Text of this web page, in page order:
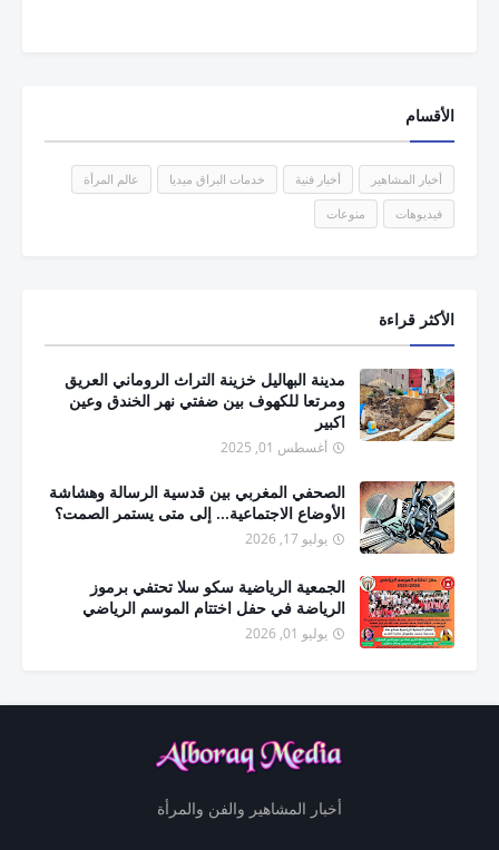
الأقسام
أخبار المشاهير أخبار فنية خدمات البراق ميديا عالم المرأة
فيديوهات منوعات
الأكثر قراءة
مدينة البهاليل خزينة التراث الروماني العريق
ومرتعا للكهوف بين ضفتي نهر الخندق وعين
اكبير
أغسطس 01, 2025
الصحفي المغربي بين قدسية الرسالة وهشاشة
الأوضاع الاجتماعية... إلى متى يستمر الصمت؟
يوليو 17, 2026
الجمعية الرياضية سكو سلا تحتفي برموز
الرياضة في حفل اختتام الموسم الرياضي
يوليو 01, 2026
أخبار المشاهير والفن والمرأة